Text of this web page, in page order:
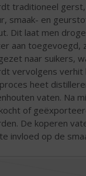
traditioneel gerst,
smaak- en
Dit laat men
aan toegevoegd,
naar suikers,
vervolgens verhit
heet
vaten. Na
of
De koperen
invloed op de